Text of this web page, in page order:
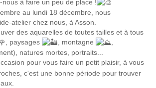
nous à faire un peu de place !
au lundi 18 décembre, nous
atelier chez nous, à Asson.
des aquarelles de toutes tailles et à tous
, paysages , montagne
natures mortes, portraits...
pour vous faire un petit plaisir, à vous
c'est une bonne période pour trouver